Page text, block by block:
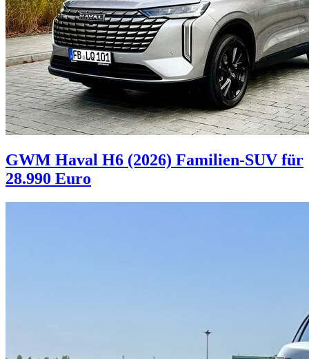
GWM Haval H6 (2026) Familien-SUV für
28.990 Euro